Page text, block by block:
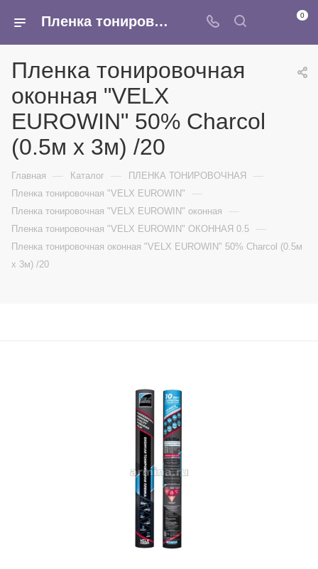
Пленка тонировочная оконная "VELX EUROWIN" 50% Сharcol (0.5м х 3м) /20 - купить в интернет-магазине Армина 0
Пленка тонировочная
оконная "VELX
EUROWIN" 50% Сharcol
(0.5м х 3м) /20
Главная — Каталог — ПЛЕНКА ТОНИРОВОЧНАЯ —
Пленка тонировочная "VELX EUROWIN" —
Пленка тонировочная "VELX EUROWIN" оконная —
Пленка тонировочная "VELX EUROWIN" ОКОННАЯ 0.5 —
Пленка тонировочная оконная "VELX EUROWIN" 50% Сharcol (0.5м
х 3м) /20